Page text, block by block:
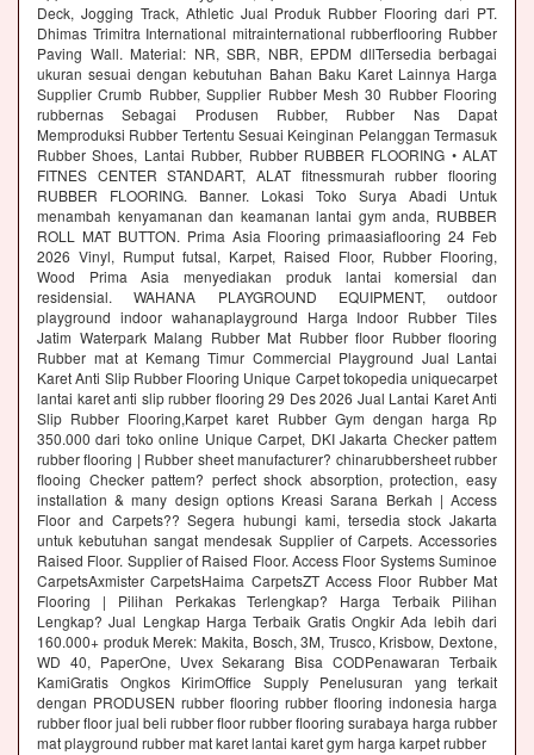
Deck, Jogging Track, Athletic Jual Produk Rubber Flooring dari PT.
Dhimas Trimitra International mitrainternational rubberflooring Rubber
Paving Wall. Material: NR, SBR, NBR, EPDM dllTersedia berbagai
ukuran sesuai dengan kebutuhan Bahan Baku Karet Lainnya Harga
Supplier Crumb Rubber, Supplier Rubber Mesh 30 Rubber Flooring
rubbernas Sebagai Produsen Rubber, Rubber Nas Dapat
Memproduksi Rubber Tertentu Sesuai Keinginan Pelanggan Termasuk
Rubber Shoes, Lantai Rubber, Rubber RUBBER FLOORING • ALAT
FITNES CENTER STANDART, ALAT fitnessmurah rubber flooring
RUBBER FLOORING. Banner. Lokasi Toko Surya Abadi Untuk
menambah kenyamanan dan keamanan lantai gym anda, RUBBER
ROLL MAT BUTTON. Prima Asia Flooring primaasiaflooring 24 Feb
2026 Vinyl, Rumput futsal, Karpet, Raised Floor, Rubber Flooring,
Wood Prima Asia menyediakan produk lantai komersial dan
residensial. WAHANA PLAYGROUND EQUIPMENT, outdoor
playground indoor wahanaplayground Harga Indoor Rubber Tiles
Jatim Waterpark Malang Rubber Mat Rubber floor Rubber flooring
Rubber mat at Kemang Timur Commercial Playground Jual Lantai
Karet Anti Slip Rubber Flooring Unique Carpet tokopedia uniquecarpet
lantai karet anti slip rubber flooring 29 Des 2026 Jual Lantai Karet Anti
Slip Rubber Flooring,Karpet karet Rubber Gym dengan harga Rp
350.000 dari toko online Unique Carpet, DKI Jakarta Checker pattem
rubber flooring | Rubber sheet manufacturer? chinarubbersheet rubber
flooing Checker pattem? perfect shock absorption, protection, easy
installation & many design options Kreasi Sarana Berkah | Access
Floor and Carpets?? Segera hubungi kami, tersedia stock Jakarta
untuk kebutuhan sangat mendesak Supplier of Carpets. Accessories
Raised Floor. Supplier of Raised Floor. Access Floor Systems Suminoe
CarpetsAxmister CarpetsHaima CarpetsZT Access Floor Rubber Mat
Flooring | Pilihan Perkakas Terlengkap? Harga Terbaik Pilihan
Lengkap? Jual Lengkap Harga Terbaik Gratis Ongkir Ada lebih dari
160.000+ produk Merek: Makita, Bosch, 3M, Trusco, Krisbow, Dextone,
WD 40, PaperOne, Uvex Sekarang Bisa CODPenawaran Terbaik
KamiGratis Ongkos KirimOffice Supply Penelusuran yang terkait
dengan PRODUSEN rubber flooring rubber flooring indonesia harga
rubber floor jual beli rubber floor rubber flooring surabaya harga rubber
mat playground rubber mat karet lantai karet gym harga karpet rubber